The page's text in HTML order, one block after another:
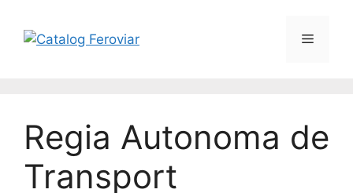
Regia Autonoma de
Transport